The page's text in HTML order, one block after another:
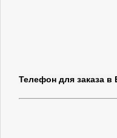
Телефон для заказа в